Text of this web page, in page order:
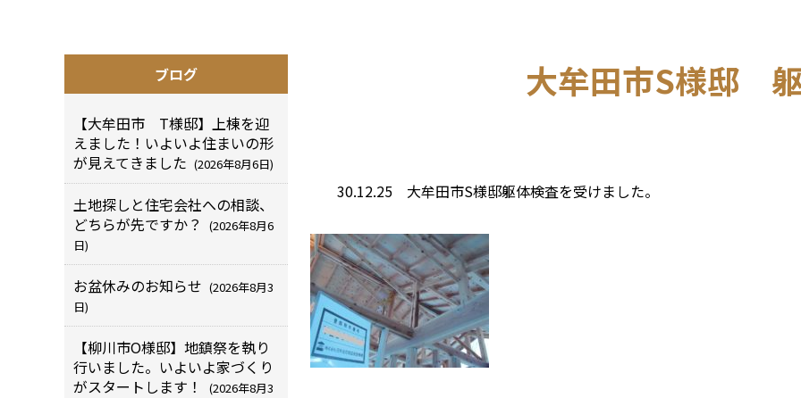
大牟田市S様邸
30.12.25 大牟田市S様邸躯体検査を受けました。
ブログ
【大牟田市 T様邸】上棟を迎
えました！いよいよ住まいの形
が見えてきました (2026年8月6日)
土地探しと住宅会社への相談、
どちらが先ですか？
(2026年8月6
日)
お盆休みのお知らせ (2026年8月3
日)
【柳川市O様邸】地鎮祭を執り
行いました。いよいよ家づくり
がスタートします！
(2026年8月3